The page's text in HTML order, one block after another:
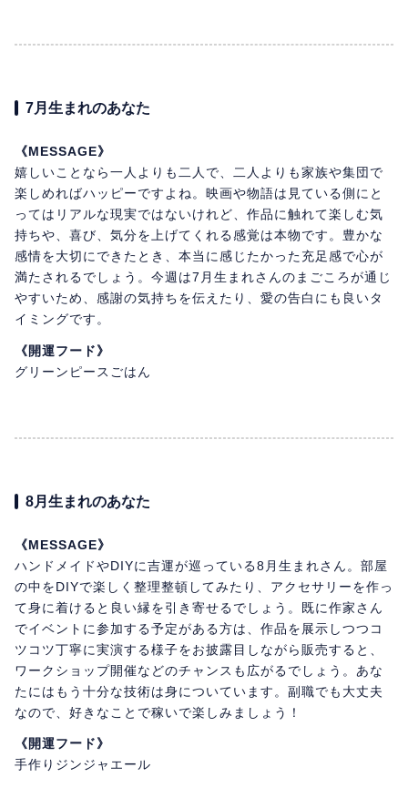
7月生まれのあなた
《MESSAGE》
嬉しいことなら一人よりも二人で、二人よりも家族や集団で
楽しめればハッピーですよね。映画や物語は見ている側にと
ってはリアルな現実ではないけれど、作品に触れて楽しむ気
持ちや、喜び、気分を上げてくれる感覚は本物です。豊かな
感情を大切にできたとき、本当に感じたかった充足感で心が
満たされるでしょう。今週は7月生まれさんのまごころが通じ
やすいため、感謝の気持ちを伝えたり、愛の告白にも良いタ
イミングです。
《開運フード》
グリーンピースごはん
8月生まれのあなた
《MESSAGE》
ハンドメイドやDIYに吉運が巡っている8月生まれさん。部屋
の中をDIYで楽しく整理整頓してみたり、アクセサリーを作っ
て身に着けると良い縁を引き寄せるでしょう。既に作家さん
でイベントに参加する予定がある方は、作品を展示しつつコ
ツコツ丁寧に実演する様子をお披露目しながら販売すると、
ワークショップ開催などのチャンスも広がるでしょう。あな
たにはもう十分な技術は身についています。副職でも大丈夫
なので、好きなことで稼いで楽しみましょう！
《開運フード》
手作りジンジャエール